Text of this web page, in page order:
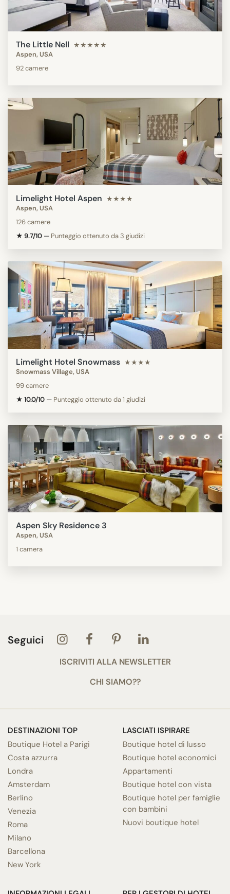
The Little Nell ★★★★★
Aspen, USA
92 camere
Limelight Hotel Aspen ★★★★
Aspen, USA
126 camere
★ 9.7/10 — Punteggio ottenuto da 3 giudizi
Limelight Hotel Snowmass ★★★★
Snowmass Village, USA
99 camere
★ 10.0/10 — Punteggio ottenuto da 1 giudizi
Aspen Sky Residence 3
Aspen, USA
1 camera
Seguici
ISCRIVITI ALLA NEWSLETTER
CHI SIAMO??
DESTINAZIONI TOP
Boutique Hotel a Parigi
Costa azzurra
Londra
Amsterdam
Berlino
Venezia
Roma
Milano
Barcellona
New York
LASCIATI ISPIRARE
Boutique hotel di lusso
Boutique hotel economici
Appartamenti
Boutique hotel con vista
Boutique hotel per famiglie
con bambini
Nuovi boutique hotel